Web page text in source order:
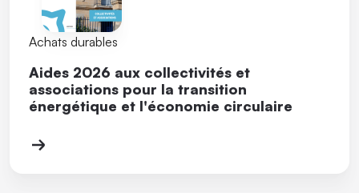
Achats durables
Aides 2026 aux collectivités et
associations pour la transition
énergétique et l'économie circulaire